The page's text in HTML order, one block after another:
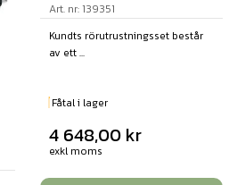
Art. nr: 139351
Kundts rörutrustningsset består
av ett ...
Fåtal i lager
4 648,00 kr
exkl moms